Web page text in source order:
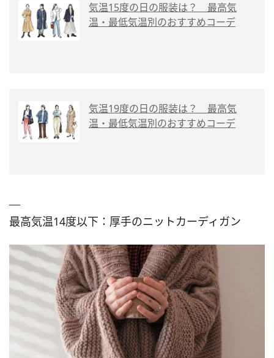
気温15度の日の服装は？ 最高気
温・最低気温別のおすすめコーデ
気温19度の日の服装は？ 最高気
温・最低気温別のおすすめコーデ
最高気温14度以下：厚手のニットカーディガン